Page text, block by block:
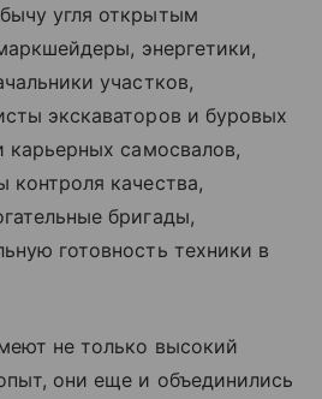
угля открытым
энергетики,
участков,
экскаваторов и буровых
карьерных самосвалов,
контроля качества,
бригады,
готовность техники в
не только высокий
они еще и объединились